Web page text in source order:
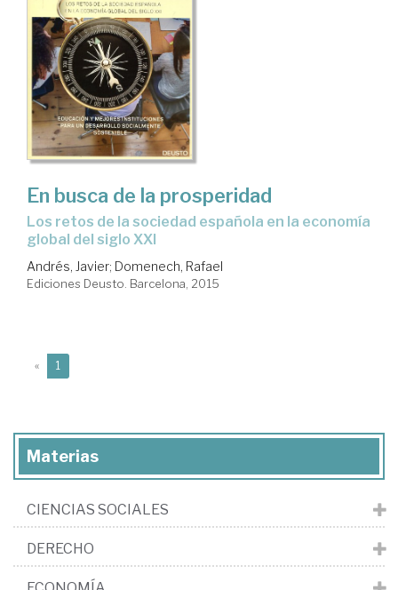
En busca de la prosperidad
los retos de la sociedad española en la economía
global del siglo XXI
Andrés, Javier; Domenech, Rafael
Ediciones Deusto. Barcelona, 2015
« 1
Materias
CIENCIAS SOCIALES
DERECHO